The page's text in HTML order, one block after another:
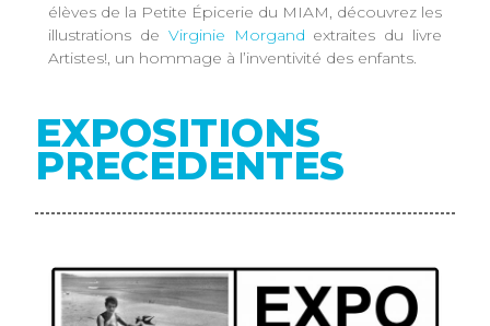
élèves de la Petite Épicerie du MIAM, découvrez les
illustrations de Virginie Morgand extraites du livre
Artistes!, un hommage à l’inventivité des enfants.
EXPOSITIONS
PRECEDENTES